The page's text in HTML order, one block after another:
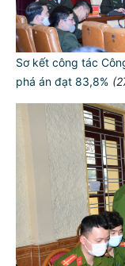
Sơ kết công tác
phá án đạt 83,8%